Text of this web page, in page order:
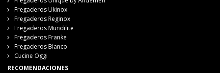
Fregaderos Ukinox
Fregaderos Reginox
Fregaderos Mundilite
Fregaderos Franke
Fregaderos Blanco
Cucine Oggi
RECOMENDACIONES